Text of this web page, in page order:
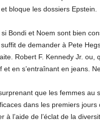
bloque les dossiers Epstein.
Bondi et Noem sont bien
de demander à Pete
Robert F. Kennedy Jr.
en s’entraînant en jeans.
que les femmes au
dans les premiers
à l’aide de l’éclat de la